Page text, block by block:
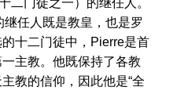
二门徒之一）的继任人。
任人既是教皇，也是罗
十二门徒中，Pierre是首
主教。他既保持了各教
教的信仰，因此他是“全